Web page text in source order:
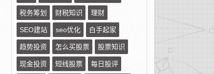
税务筹划 财税知识 理财
SEO建站 seo优化 白手起家
趋势投资 怎么买股票 股票知识
现金投资 短线股票 每日股评